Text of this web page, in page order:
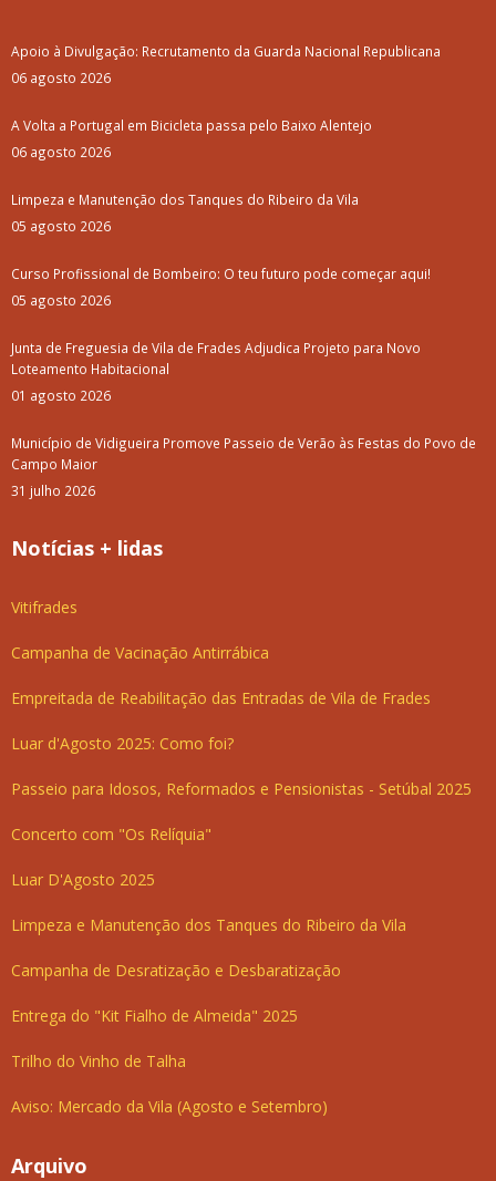
Apoio à Divulgação: Recrutamento da Guarda Nacional Republicana
06 agosto 2026
A Volta a Portugal em Bicicleta passa pelo Baixo Alentejo
06 agosto 2026
Limpeza e Manutenção dos Tanques do Ribeiro da Vila
05 agosto 2026
Curso Profissional de Bombeiro: O teu futuro pode começar aqui!
05 agosto 2026
Junta de Freguesia de Vila de Frades Adjudica Projeto para Novo
Loteamento Habitacional
01 agosto 2026
Município de Vidigueira Promove Passeio de Verão às Festas do Povo de
Campo Maior
31 julho 2026
Notícias + lidas
Vitifrades
Campanha de Vacinação Antirrábica
Empreitada de Reabilitação das Entradas de Vila de Frades
Luar d'Agosto 2025: Como foi?
Passeio para Idosos, Reformados e Pensionistas - Setúbal 2025
Concerto com "Os Relíquia"
Luar D'Agosto 2025
Limpeza e Manutenção dos Tanques do Ribeiro da Vila
Campanha de Desratização e Desbaratização
Entrega do "Kit Fialho de Almeida" 2025
Trilho do Vinho de Talha
Aviso: Mercado da Vila (Agosto e Setembro)
Arquivo